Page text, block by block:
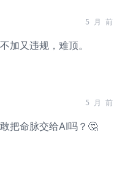
5 月 前
加又违规，难顶。
5 月 前
把命脉交给AI吗？🤔